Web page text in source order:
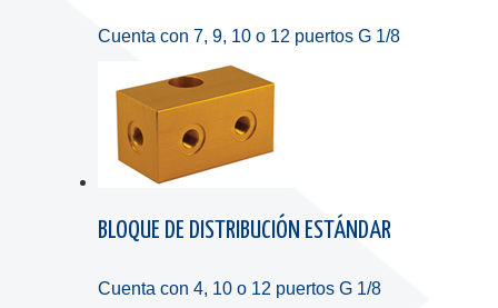
Cuenta con 7, 9, 10 o 12 puertos G 1/8
BLOQUE DE DISTRIBUCIÓN ESTÁNDAR
Cuenta con 4, 10 o 12 puertos G 1/8